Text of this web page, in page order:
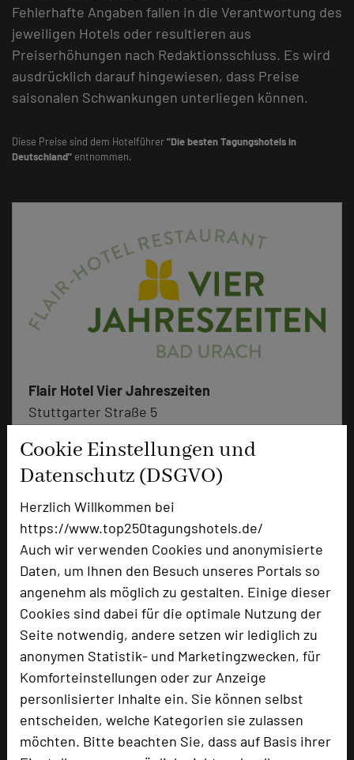
Cookie Einstellungen und
Datenschutz (DSGVO)
Herzlich Willkommen bei
https://www.top250tagungshotels.de/
Auch wir verwenden Cookies und anonymisierte
Daten, um Ihnen den Besuch unseres Portals so
angenehm als möglich zu gestalten. Einige dieser
Cookies sind dabei für die optimale Nutzung der
Seite notwendig, andere setzen wir lediglich zu
anonymen Statistik- und Marketingzwecken, für
Komforteinstellungen oder zur Anzeige
personlisierter Inhalte ein. Sie können selbst
entscheiden, welche Kategorien sie zulassen
möchten. Bitte beachten Sie, dass auf Basis ihrer
Fehlerhafte Angaben fallen in die Verantwortung des
jeweiligen Hotels oder resultieren aus
Preiserhöhungen nach Redaktionsschluss. Es wird
ausdrücklich darauf hingewiesen, dass Preise
saisonalen Schwankungen unterliegen können.
Diese Preise sind dem Hotelführer"Die besten Tagungshotels in
Deutschland" entnommen.
Flair Hotel Vier Jahreszeiten
Stuttgarter Straße 5
phone +49 7125 9434-0
zur Tagungsanfrage hinzufügen add_circle
Hotel bewerten
Hoteldaten
Max. Tagungskapazität (Personen)